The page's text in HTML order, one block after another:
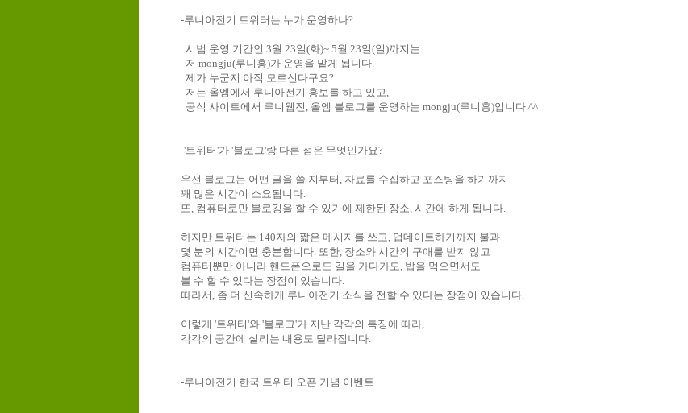
-루니아전기 트위터는 누가 운영하나?
시범 운영 기간인 3월 23일(화)~ 5월 23일(일)까지는
저 mongju(루니홍)가 운영을 맡게 됩니다.
제가 누군지 아직 모르신다구요?
저는 올엠에서 루니아전기 홍보를 하고 있고,
공식 사이트에서 루니웹진 , 올엠 블로그를 운영하는 mongju(루니홍)입니다.^^
-'트위터'가 '블로그'랑 다른 점은 무엇인가요?
우선 블로그는 어떤 글을 쓸 지부터 , 자료를 수집하고 포스팅을 하기까지
꽤 많은 시간이 소요됩니다.
또, 컴퓨터로만 블로깅을 할 수 있기에 제한된 장소, 시간에 하게 됩니다.
하지만 트위터는 140자의 짧은 메시지를 쓰고, 업데이트하기까지 불과
몇 분의 시간이면 충분합니다. 또한, 장소와 시간의 구애를 받지 않고
컴퓨터뿐만 아니라 핸드폰으로도 길을 가다가도, 밥을 먹으면서도
볼 수 할 수 있다는 장점이 있습니다.
따라서 , 좀 더 신속하게 루니아전기 소식을 전할 수 있다는 장점이 있습니다.
이렇게 '트위터'와 '블로그'가 지난 각각의 특징에 따라,
각각의 공간에 실리는 내용도 달라집니다.
-루니아전기 한국 트위터 오픈 기념 이벤트